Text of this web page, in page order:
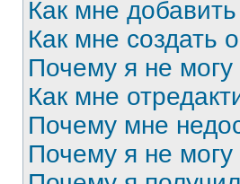
Как мне
Как мне создать
Почему я не
Как мне
Почему мне
Почему я не